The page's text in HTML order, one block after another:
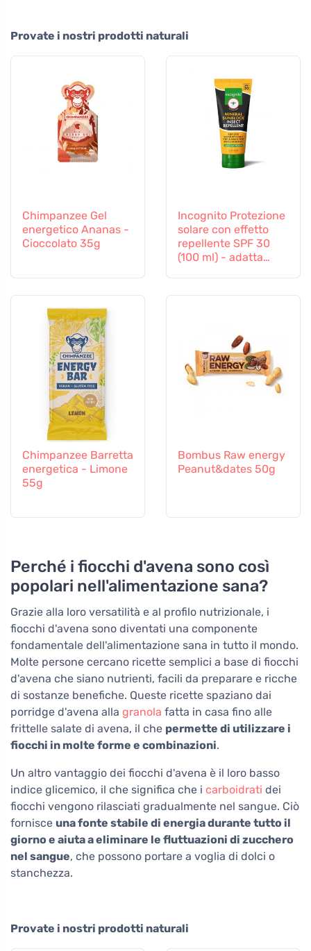
Provate i nostri prodotti naturali
Chimpanzee Gel
energetico Ananas -
Cioccolato 35g
Incognito Protezione
solare con effetto
repellente SPF 30
(100 ml) - adatta
Chimpanzee Barretta
energetica - Limone
55g
Bombus Raw energy
Peanut&dates 50g
Perché i fiocchi d'avena sono così
popolari nell'alimentazione sana?
Grazie alla loro versatilità e al profilo nutrizionale, i
fiocchi d'avena sono diventati una componente
fondamentale dell'alimentazione sana in tutto il mondo.
Molte persone cercano ricette semplici a base di fiocchi
d'avena che siano nutrienti, facili da preparare e ricche
di sostanze benefiche. Queste ricette spaziano dai
porridge d'avena alla granola fatta in casa fino alle
frittelle salate di avena, il che permette di utilizzare i
fiocchi in molte forme e combinazioni.
Un altro vantaggio dei fiocchi d'avena è il loro basso
indice glicemico, il che significa che i carboidrati dei
fiocchi vengono rilasciati gradualmente nel sangue. Ciò
fornisce una fonte stabile di energia durante tutto il
giorno e aiuta a eliminare le fluttuazioni di zucchero
nel sangue, che possono portare a voglia di dolci o
stanchezza.
Provate i nostri prodotti naturali